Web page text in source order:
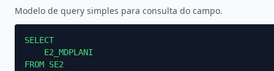
Modelo de query simples para consulta do campo.
SELECT
    E2_MDPLANI
FROM SE2